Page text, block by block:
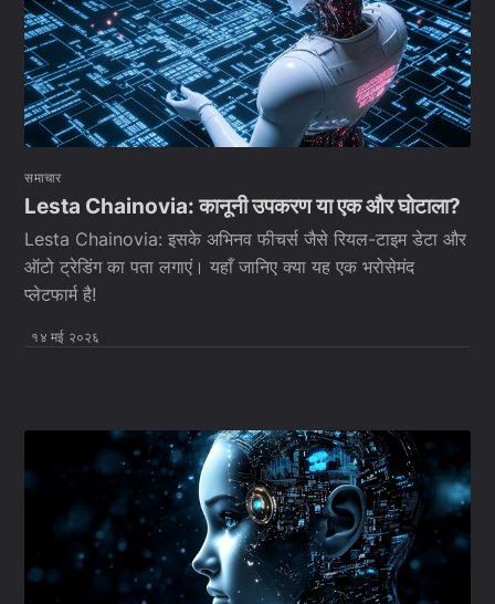
समाचार
Lesta Chainovia: कानूनी उपकरण या एक और घोटाला?
Lesta Chainovia: इसके अभिनव फीचर्स जैसे रियल-टाइम डेटा और
ऑटो ट्रेडिंग का पता लगाएं। यहाँ जानिए क्या यह एक भरोसेमंद
प्लेटफार्म है!
१४ मई २०२६